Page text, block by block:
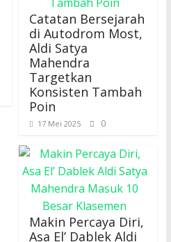
Catatan Bersejarah
di Autodrom Most,
Aldi Satya
Mahendra
Targetkan
Konsisten Tambah
Poin
17 Mei 2025 0
Makin Percaya Diri,
Asa El’ Dablek Aldi